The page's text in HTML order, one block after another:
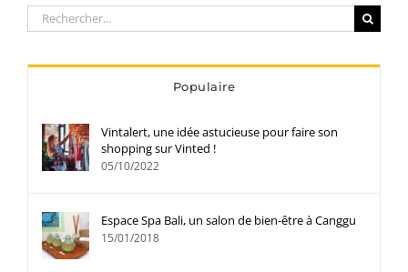
Rechercher:
Populaire
Vintalert, une idée astucieuse pour faire son
shopping sur Vinted !
05/10/2022
Espace Spa Bali, un salon de bien-être à Canggu
15/01/2018